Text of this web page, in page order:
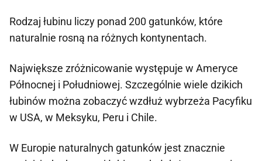
Rodzaj łubinu liczy ponad 200 gatunków, które
naturalnie rosną na różnych kontynentach.
Największe zróżnicowanie występuje w Ameryce
Północnej i Południowej. Szczególnie wiele dzikich
łubinów można zobaczyć wzdłuż wybrzeża Pacyfiku
w USA, w Meksyku, Peru i Chile.
W Europie naturalnych gatunków jest znacznie